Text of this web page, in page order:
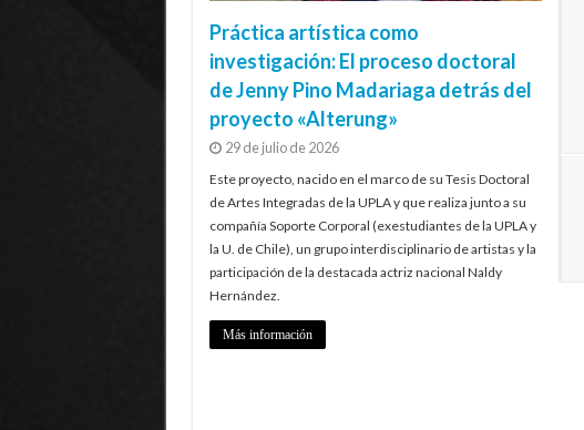
Práctica artística como
investigación: El proceso doctoral
de Jenny Pino Madariaga detrás del
proyecto «Alterung»
29 de julio de 2026
Este proyecto, nacido en el marco de su Tesis Doctoral
de Artes Integradas de la UPLA y que realiza junto a su
compañía Soporte Corporal (exestudiantes de la UPLA y
la U. de Chile), un grupo interdisciplinario de artistas y la
participación de la destacada actriz nacional Naldy
Hernández.
Más información